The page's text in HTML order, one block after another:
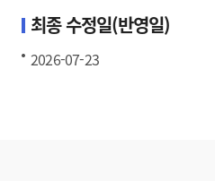
최종 수정일(반영일)
2026-07-23